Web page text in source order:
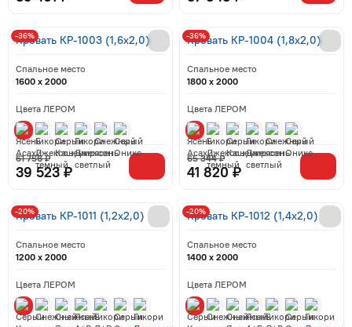
Кровать КР-1003 (1,6x2,0)
Спальное место
1600 x 2000
Цвета ЛЕРОМ
39 523 ₽
61 756 ₽
-36% Кровать КР-1004 (1,8x2,0)
Спальное место
1800 x 2000
Цвета ЛЕРОМ
41 820 ₽
65 344 ₽
-36%
Кровать КР-1011 (1,2x2,0)
Спальное место
1200 x 2000
Цвета ЛЕРОМ
-20% Кровать КР-1012 (1,4x2,0)
Спальное место
1400 x 2000
Цвета ЛЕРОМ
-20%